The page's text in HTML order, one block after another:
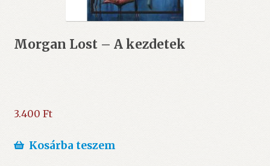
Morgan Lost – A kezdetek
3.400 Ft
Kosárba teszem